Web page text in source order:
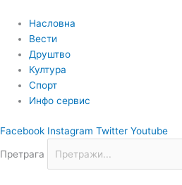
садржај
Насловна
Вести
Друштво
Култура
Спорт
Инфо сервис
Facebook Instagram Twitter Youtube
Претрага